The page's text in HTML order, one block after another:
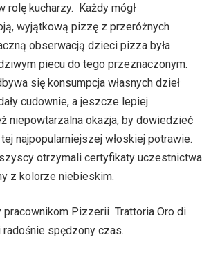
rolę kucharzy. Każdy mógł
wyjątkową pizzę z przeróżnych
obserwacją dzieci pizza była
piecu do tego przeznaczonym.
się konsumpcja własnych dzieł
cudownie, a jeszcze lepiej
niepowtarzalna okazja, by dowiedzieć
najpopularniejszej włoskiej potrawie.
otrzymali certyfikaty uczestnictwa
z kolorze niebieskim.
pracownikom Pizzerii Trattoria Oro di
spędzony czas.